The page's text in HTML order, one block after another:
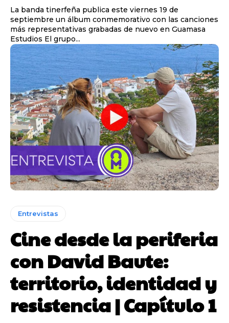
La banda tinerfeña publica este viernes 19 de
septiembre un álbum conmemorativo con las canciones
más representativas grabadas de nuevo en Guamasa
Estudios El grupo...
Entrevistas
Cine desde la periferia
con David Baute:
territorio, identidad y
resistencia | Capítulo 1